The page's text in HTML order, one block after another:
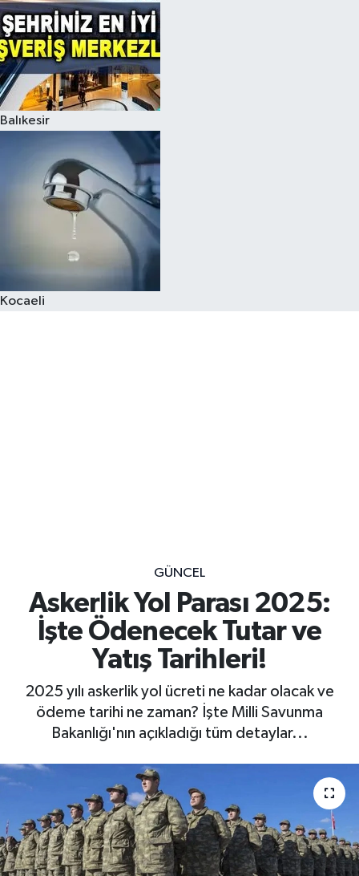
Balıkesir
Kocaeli
GÜNCEL
Askerlik Yol Parası 2025:
İşte Ödenecek Tutar ve
Yatış Tarihleri!
2025 yılı askerlik yol ücreti ne kadar olacak ve
ödeme tarihi ne zaman? İşte Milli Savunma
Bakanlığı'nın açıkladığı tüm detaylar...